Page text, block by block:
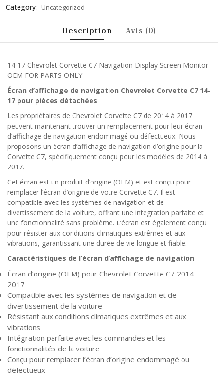
Category: Uncategorized
Description Avis (0)
14-17 Chevrolet Corvette C7 Navigation Display Screen Monitor
OEM FOR PARTS ONLY
Écran d’affichage de navigation Chevrolet Corvette C7 14-
17 pour pièces détachées
Les propriétaires de Chevrolet Corvette C7 de 2014 à 2017
peuvent maintenant trouver un remplacement pour leur écran
d’affichage de navigation endommagé ou défectueux. Nous
proposons un écran d’affichage de navigation d’origine pour la
Corvette C7, spécifiquement conçu pour les modèles de 2014 à
2017.
Cet écran est un produit d’origine (OEM) et est conçu pour
remplacer l’écran d’origine de votre Corvette C7. Il est
compatible avec les systèmes de navigation et de
divertissement de la voiture, offrant une intégration parfaite et
une fonctionnalité sans problème. L’écran est également conçu
pour résister aux conditions climatiques extrêmes et aux
vibrations, garantissant une durée de vie longue et fiable.
Caractéristiques de l’écran d’affichage de navigation
Écran d’origine (OEM) pour Chevrolet Corvette C7 2014-
2017
Compatible avec les systèmes de navigation et de
divertissement de la voiture
Résistant aux conditions climatiques extrêmes et aux
vibrations
Intégration parfaite avec les commandes et les
fonctionnalités de la voiture
Conçu pour remplacer l’écran d’origine endommagé ou
défectueux